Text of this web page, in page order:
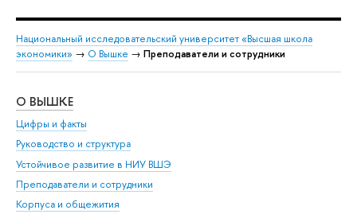
Национальный исследовательский университет «Высшая школа
экономики» → О Вышке → Преподаватели и сотрудники
О ВЫШКЕ
Цифры и факты
Руководство и структура
Устойчивое развитие в НИУ ВШЭ
Преподаватели и сотрудники
Корпуса и общежития